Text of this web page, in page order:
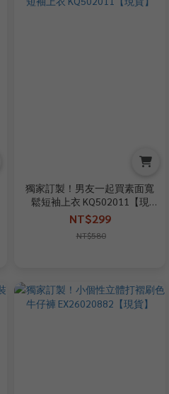
獨家訂製！男友一起買素面寬
鬆短袖上衣 KQ502011【現
貨】
NT$299
NT$580